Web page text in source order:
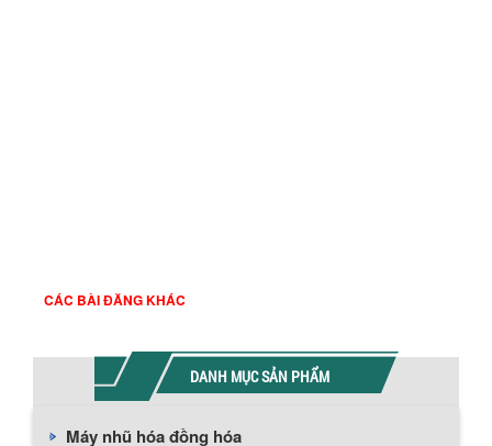
CÁC BÀI ĐĂNG KHÁC
DANH MỤC SẢN PHẨM
Máy nhũ hóa đồng hóa